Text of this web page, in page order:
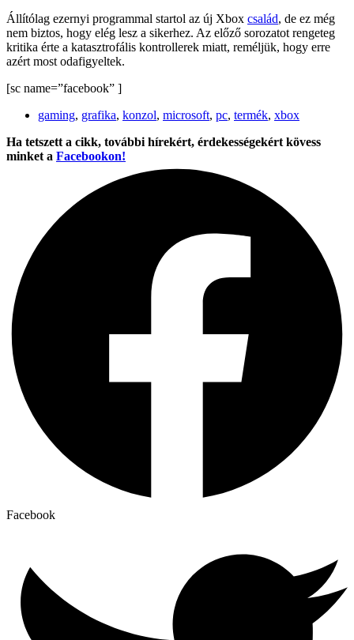
Állítólag ezernyi programmal startol az új Xbox család, de ez még
nem biztos, hogy elég lesz a sikerhez. Az előző sorozatot rengeteg
kritika érte a katasztrofális kontrollerek miatt, reméljük, hogy erre
azért most odafigyeltek.
[sc name=”facebook” ]
gaming, grafika, konzol, microsoft, pc, termék, xbox
Ha tetszett a cikk, további hírekért, érdekességekért kövess
minket a Facebookon!
Facebook